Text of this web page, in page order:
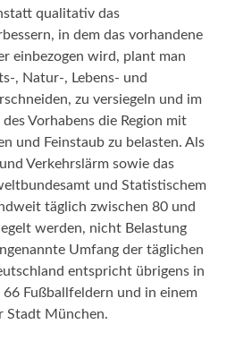
qualitativ das
in dem das vorhandene
einbezogen wird, plant man
, Natur-, Lebens- und
zu versiegeln und im
Vorhabens die Region mit
und Feinstaub zu belasten. Als
Verkehrslärm sowie das
und Statistischem
täglich zwischen 80 und
werden, nicht Belastung
Umfang der täglichen
entspricht übrigens in
Fußballfeldern und in einem
Stadt München.